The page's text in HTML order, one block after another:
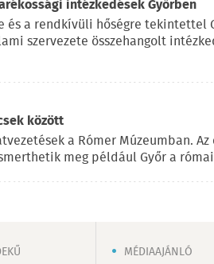
intézkedések Győrben
és a rendkívüli hőségre tekintettel
szervezete összehangolt
között
a Rómer Múzeumban.
meg például Győr a
MÉDIAAJÁNLÓ